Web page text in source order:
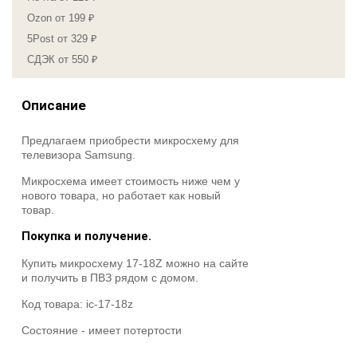
Ozon от 199 ₽
5Post от 329 ₽
СДЭК от 550 ₽
Описание
Предлагаем приобрести микросхему для
телевизора Samsung.
Микросхема имеет стоимость ниже чем у
нового товара, но работает как новый
товар.
Покупка и получение.
Купить микросхему 17-18Z можно на сайте
и получить в ПВЗ рядом с домом.
Код товара: ic-17-18z
Состояние - имеет потертости